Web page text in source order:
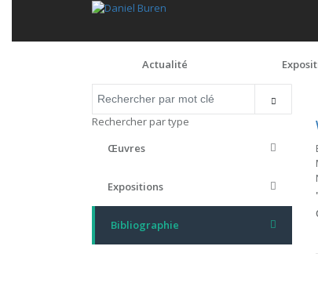
Actualité
Rechercher par type
Œuvres
Expositions
Bibliographie